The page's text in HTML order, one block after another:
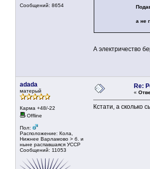
Сообщений: 8654
Подавляющий
а не
А электричество
adada
матерый
Карма +48/-22
Offline
Пол:
Расположение: Кола,
Нижнее Варламово > б. и
ныне распавшаяся УССР
Сообщений: 11053
Re:
«
Кстати, а сколько